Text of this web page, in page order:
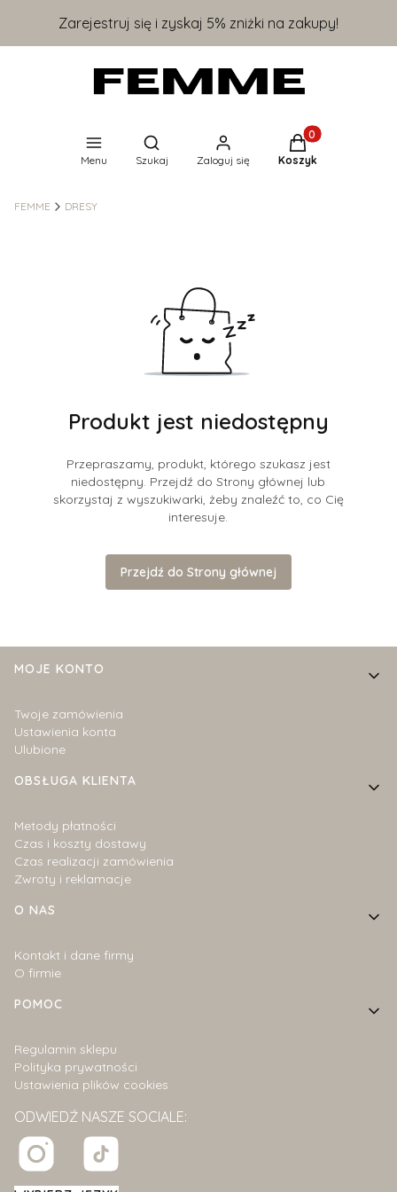
Zarejestruj się i zyskaj 5% zniżki na zakupy!
Menu
Otwórz wyszukiwarkę
Szukaj Zaloguj się
Produkty w
Koszyk
FEMME DRESY
Produkt jest niedostępny
Przepraszamy, produkt, którego szukasz jest
niedostępny. Przejdź do Strony głównej lub
skorzystaj z wyszukiwarki, żeby znaleźć to, co Cię
interesuje.
Przejdź do Strony głównej
Linki w stopce
MOJE KONTO
Twoje zamówienia
Ustawienia konta
Ulubione
OBSŁUGA KLIENTA
Metody płatności
Czas i koszty dostawy
Czas realizacji zamówienia
Zwroty i reklamacje
O NAS
Kontakt i dane firmy
O firmie
POMOC
Regulamin sklepu
Polityka prywatności
Ustawienia plików cookies
ODWIEDŹ NASZE SOCIALE: